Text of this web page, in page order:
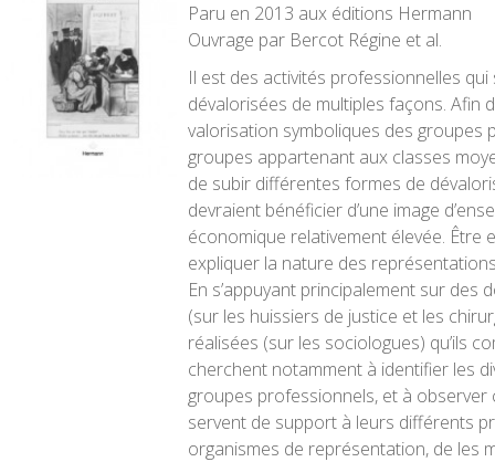
Paru en 2013 aux éditions Hermann
Ouvrage par Bercot Régine et al.
Il est des activités professionnelles
dévalorisées de multiples façons.
valorisation symboliques des
groupes appartenant aux classes
de subir différentes formes de
devraient bénéficier d’une image
économique relativement élevée. Être
expliquer la nature des
En s’appuyant principalement sur
(sur les huissiers de justice et les
réalisées (sur les sociologues) qu’ils
cherchent notamment à identifier les
groupes professionnels, et à
servent de support à leurs différents
organismes de représentation, de les